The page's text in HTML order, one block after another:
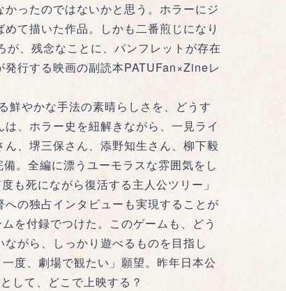
ったのではないかと思う。ホラーにジ
て描いた作品。しかも二番煎じになり
、残念なことに、パンフレットが存在
行する映画の副読本PATUFan×Zineレ
やかな手法の素晴らしさを、どうす
、ホラー史を紐解きながら、一見ライ
、堺三保さん、添野知生さん、柳下毅
。全編に漂うユーモラスな雰囲気をし
も死にながら復活する主人公ツリー」
の独占インタビューも実現することが
を付録でつけた。このゲームも、どう
がら、しっかり遊べるものを目指し
度、劇場で観たい」願望。昨年日本公
して、どこで上映する？